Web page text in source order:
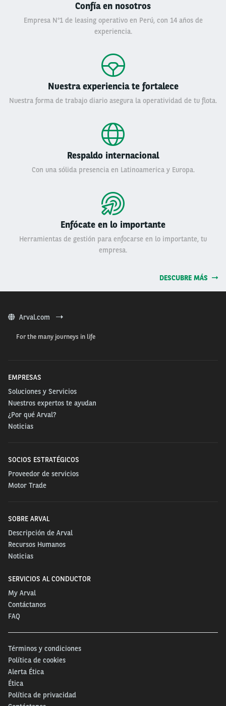
Confía en nosotros
Empresa N°1 de leasing operativo en Perú, con 14 años de
experiencia.
Nuestra experiencia te fortalece
Nuestra forma de trabajo diario asegura la operatividad de tu flota.
Respaldo internacional
Con una sólida presencia en Latinoamerica y Europa.
Enfócate en lo importante
Herramientas de gestión para enfocarse en lo importante, tu
empresa.
DESCUBRE MÁS
Arval.com
For the many journeys in life
EMPRESAS
Soluciones y Servicios
Nuestros expertos te ayudan
¿Por qué Arval?
Noticias
SOCIOS ESTRATÉGICOS
Proveedor de servicios
Motor Trade
SOBRE ARVAL
Descripción de Arval
Recursos Humanos
Noticias
SERVICIOS AL CONDUCTOR
My Arval
Contáctanos
FAQ
Términos y condiciones
Política de cookies
Alerta Ética
Ética
Política de privacidad